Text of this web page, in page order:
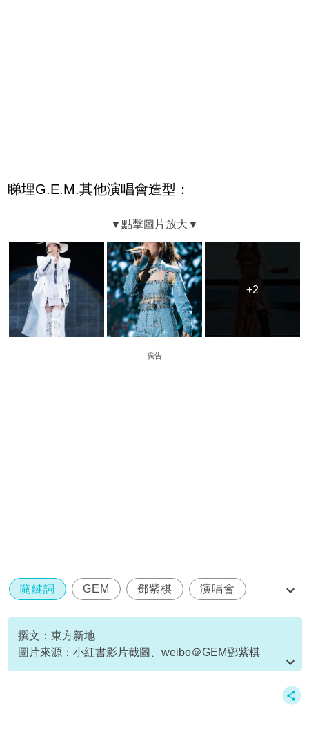
睇埋G.E.M.其他演唱會造型：
+2
+2
廣告
關鍵詞 GEM 鄧紫棋 演唱會
廣州站
撰文：東方新地
圖片來源：小紅書影片截圖、weibo＠GEM鄧紫棋
資料或影片來源：原文刊於NewMonday